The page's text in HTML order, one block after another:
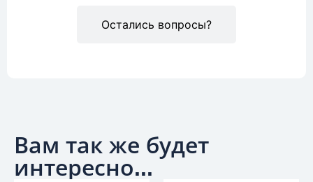
Остались вопросы?
Вам так же будет
интересно...